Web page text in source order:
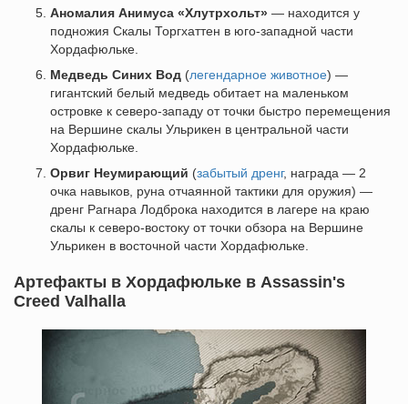
Аномалия Анимуса «Хлутрхольт» — находится у
подножия Скалы Торгхаттен в юго-западной части
Хордафюльке.
Медведь Синих Вод (легендарное животное) —
гигантский белый медведь обитает на маленьком
островке к северо-западу от точки быстро перемещения
на Вершине скалы Ульрикен в центральной части
Хордафюльке.
Орвиг Неумирающий (забытый дренг, награда — 2
очка навыков, руна отчаянной тактики для оружия) —
дренг Рагнара Лодброка находится в лагере на краю
скалы к северо-востоку от точки обзора на Вершине
Ульрикен в восточной части Хордафюльке.
Артефакты в Хордафюльке в Assassin's
Creed Valhalla